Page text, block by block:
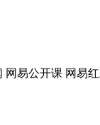
易公开课 网易